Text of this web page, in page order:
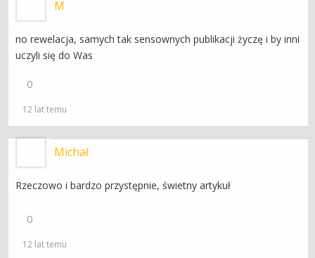
M
no rewelacja, samych tak sensownych publikacji życzę i by inni
uczyli się do Was
0
12 lat temu
Michał
Rzeczowo i bardzo przystępnie, świetny artykuł
0
12 lat temu